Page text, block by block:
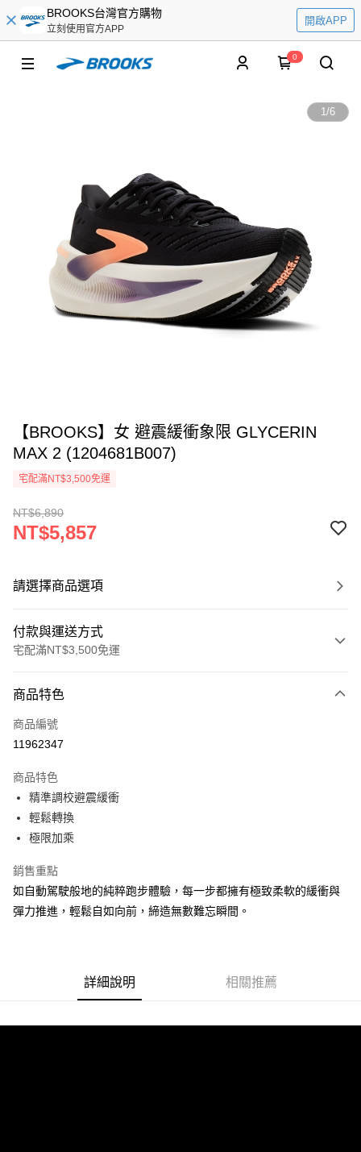
BROOKS台灣官方購物
立刻使用官方APP
開啟APP
0
1/6
【BROOKS】女 避震緩衝象限 GLYCERIN
MAX 2 (1204681B007)
宅配滿NT$3,500免運
NT$6,890
NT$5,857
請選擇商品選項
付款與運送方式
宅配滿NT$3,500免運
信用卡一次付款
ATM付款
運送方式
宅配
每筆NT$100，滿NT$3,500(含以上)免運費
商品特色
商品編號
11962347
商品特色
精準調校避震緩衝
輕鬆轉換
極限加乘
銷售重點
如自動駕駛般地的純粹跑步體驗，每一步都擁有極致柔軟的緩衝與
彈力推進，輕鬆自如向前，締造無數難忘瞬間。
詳細說明 相關推薦